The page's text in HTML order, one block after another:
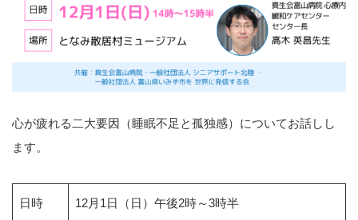
心が疲れる二大要因（睡眠不足と孤独感）についてお話しし
ます。
日時 12月1日（日）午後2時～3時半